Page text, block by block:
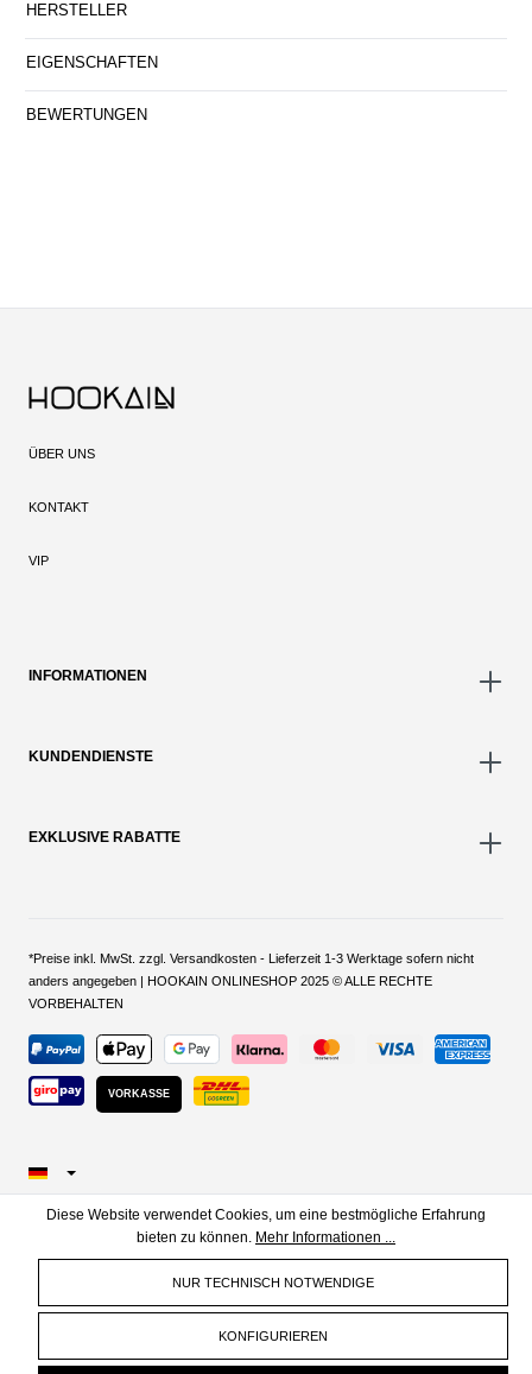
HERSTELLER
EIGENSCHAFTEN
BEWERTUNGEN
ÜBER UNS
KONTAKT
VIP
INFORMATIONEN
KUNDENDIENSTE
EXKLUSIVE RABATTE
*Preise inkl. MwSt. zzgl. Versandkosten - Lieferzeit 1-3 Werktage sofern nicht
anders angegeben | HOOKAIN ONLINESHOP 2025 © ALLE RECHTE
VORBEHALTEN
VORKASSE
Diese Website verwendet Cookies, um eine bestmögliche Erfahrung
bieten zu können. Mehr Informationen ...
NUR TECHNISCH NOTWENDIGE
KONFIGURIEREN